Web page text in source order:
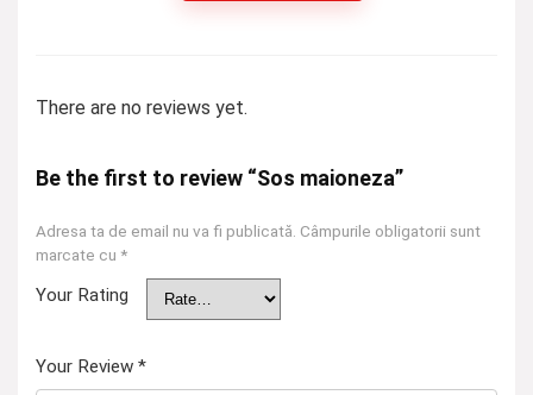
There are no reviews yet.
Be the first to review “Sos maioneza”
Adresa ta de email nu va fi publicată. Câmpurile obligatorii sunt
marcate cu *
Your Rating
Your Review *